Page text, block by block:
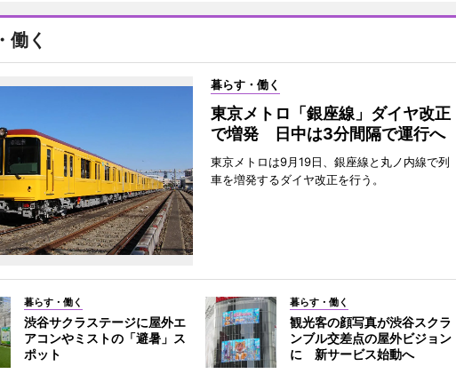
働く
暮らす・働く
東京メトロ「銀座線」ダイヤ改正
で増発 日中は3分間隔で運行へ
東京メトロは9月19日、銀座線と丸ノ内線で列
車を増発するダイヤ改正を行う。
暮らす・働く
渋谷サクラステージに屋外エ
アコンやミストの「避暑」ス
ポット
暮らす・働く
観光客の顔写真が渋谷スクラ
ンブル交差点の屋外ビジョン
に 新サービス始動へ